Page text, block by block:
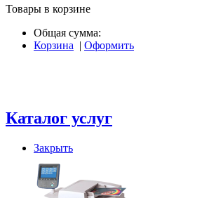
Товары в корзине
Общая сумма:
Корзина | Оформить
Каталог услуг
Закрыть